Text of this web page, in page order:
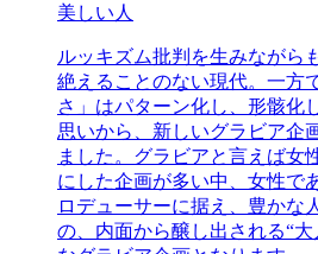
美しい人
ルッキズム批判を生みながら
絶えることのない現代。一方
さ」はパターン化し、形骸化
思いから、新しいグラビア企
ました。グラビアと言えば女
にした企画が多い中、女性で
ロデューサーに据え、豊かな
の、内面から醸し出される“